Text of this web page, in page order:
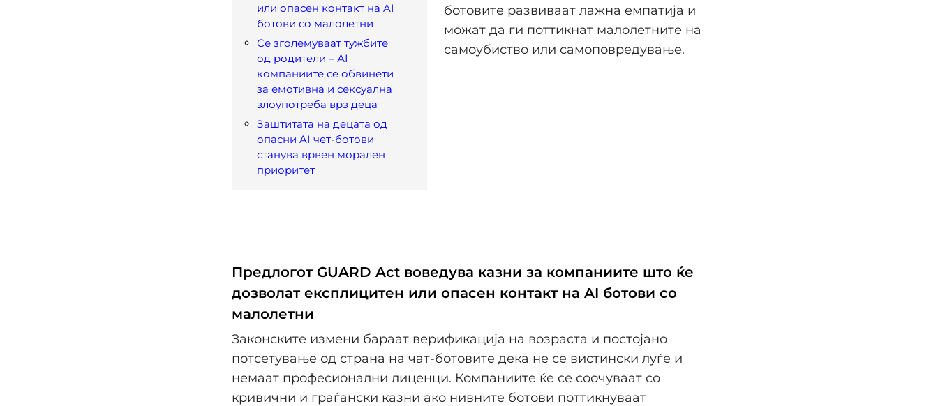
или опасен контакт на AI
ботови со малолетни
Се зголемуваат тужбите
од родители – АI
компаниите се обвинети
за емотивна и сексуална
злоупотреба врз деца
Заштитата на децата од
опасни AI чет-ботови
станува врвен морален
приоритет
ботовите развиваат лажна емпатија и
можат да ги поттикнат малолетните на
самоубиство или самоповредување.
Предлогот GUARD Act воведува казни за компаниите што ќе
дозволат експлицитен или опасен контакт на AI ботови со
малолетни
Законските измени бараат верификација на возраста и постојано
потсетување од страна на чат-ботовите дека не се вистински луѓе и
немаат професионални лиценци. Компаниите ќе се соочуваат со
кривични и граѓански казни ако нивните ботови поттикнуваат